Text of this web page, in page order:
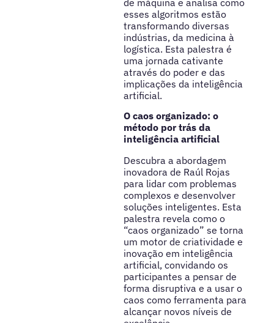
esses algoritmos estão
transformando diversas
indústrias, da medicina à
logística. Esta palestra é
uma jornada cativante
através do poder e das
implicações da inteligência
artificial.
O caos organizado: o
método por trás da
inteligência artificial
Descubra a abordagem
inovadora de Raúl Rojas
para lidar com problemas
complexos e desenvolver
soluções inteligentes. Esta
palestra revela como o
“caos organizado” se torna
um motor de criatividade e
inovação em inteligência
artificial, convidando os
participantes a pensar de
forma disruptiva e a usar o
caos como ferramenta para
alcançar novos níveis de